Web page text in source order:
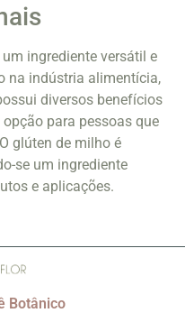
ingrediente versátil e
na indústria alimentícia,
diversos benefícios
para pessoas que
glúten de milho é
se um ingrediente
e aplicações.
Botânico